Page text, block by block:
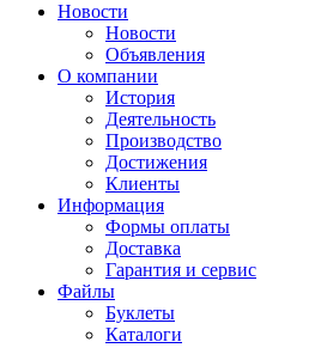
Новости
Новости
Объявления
О компании
История
Деятельность
Производство
Достижения
Клиенты
Информация
Формы оплаты
Доставка
Гарантия и сервис
Файлы
Буклеты
Каталоги